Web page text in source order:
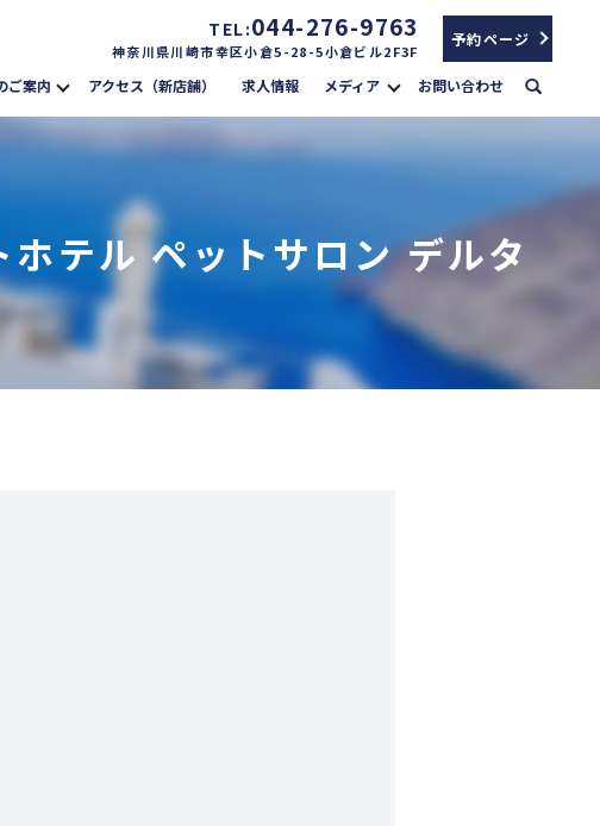
TEL:044-276-9763
神奈川県川崎市幸区小倉5-28-5小倉ビル2F3F
予約ページ
ご案内 アクセス（新店舗） 求人情報 メディア お問い合わせ search
テル ペットサロン デルタ